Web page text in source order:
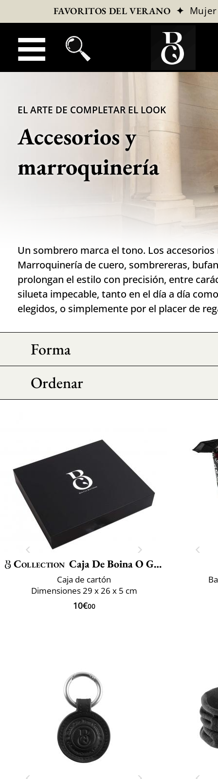
FAVORITOS DEL VERANO ✦ Mujer
EL ARTE DE COMPLETAR EL LOOK
Accesorios y
marroquinería
Un sombrero marca el tono. Los
Marroquinería de cuero, sombrereras,
prolongan el estilo con precisión, entre
silueta impecable, tanto en el día a día
elegidos, o simplemente por el placer de
Forma
Ordenar
Collection Caja De Boina O Gorro
Caja de cartón
Dimensiones 29 x 26 x 5 cm
10€00